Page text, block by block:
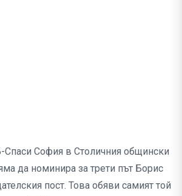
Спаси София в Столичния общински
да номинира за трети път Борис
пост. Това обяви самият той